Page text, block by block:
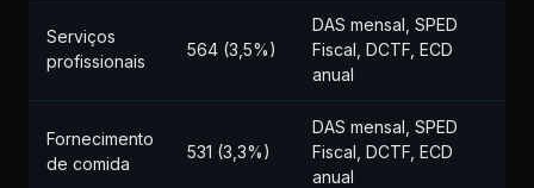
Serviços
profissionais
564 (3,5%)
DAS mensal, SPED
Fiscal, DCTF, ECD
anual
Fornecimento
de comida
531 (3,3%)
DAS mensal, SPED
Fiscal, DCTF, ECD
anual